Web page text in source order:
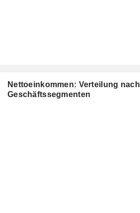
Nettoeinkommen: Verteilung nach
Geschäftssegmenten